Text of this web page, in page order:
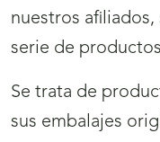
nuestros afiliados,
serie de
Se trata de
sus embalajes